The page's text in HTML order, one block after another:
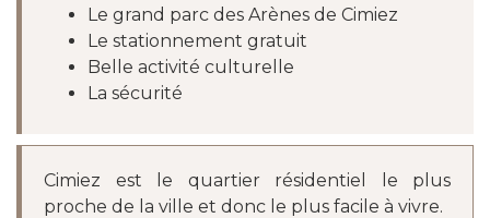
Le grand parc des Arènes de Cimiez
Le stationnement gratuit
Belle activité culturelle
La sécurité
Cimiez est le quartier résidentiel le plus
proche de la ville et donc le plus facile à vivre.